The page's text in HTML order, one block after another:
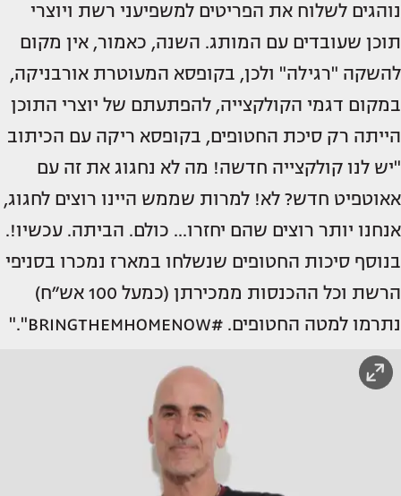
נוהגים לשלוח את הפריטים למשפיעני רשת ויוצרי
תוכן שעובדים עם המותג. השנה, כאמור, אין מקום
להשקה "רגילה" ולכן, בקופסא המעוטרת אורבניקה,
במקום דגמי הקולקצייה, להפתעתם של יוצרי התוכן
הייתה רק סיכת החטופים, בקופסא ריקה עם הכיתוב
"יש לנו קולקצייה חדשה! מה לא נחגוג את זה עם
אאוטפיט חדש? לא! למרות שממש היינו רוצים לחגוג,
אנחנו יותר רוצים שהם יחזרו... כולם. הביתה. עכשיו!.
בנוסף סיכות החטופים שנשלחו במארז נמכרו בסניפי
הרשת וכל ההכנסות ממכירתן (כמעל 100 אש״ח)
נתרמו למטה החטופים. #BRINGTHEMHOMENOW"."